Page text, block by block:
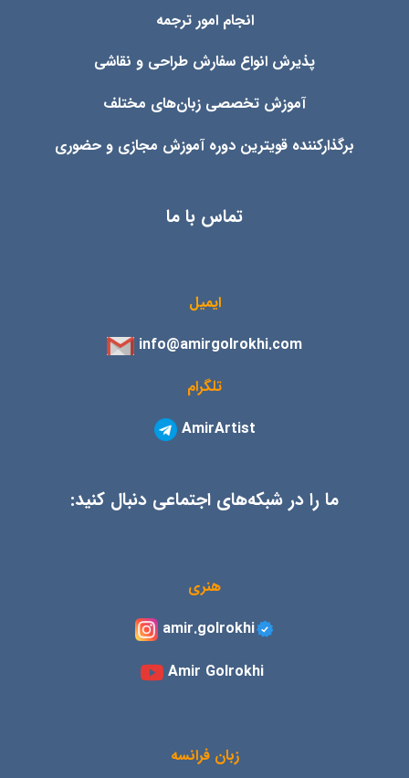
انجام امور ترجمه
پذیرش انواع سفارش طراحی و نقاشی
آموزش تخصصی زبان‌های مختلف
برگذارکننده قویترین دوره آموزش مجازی و حضوری
تماس با ما
ایمیل
info@amirgolrokhi.com
تلگرام
AmirArtist
ما را در شبکه‌های اجتماعی دنبال کنید:
هنری
amir.golrokhi
زبان فرانسه